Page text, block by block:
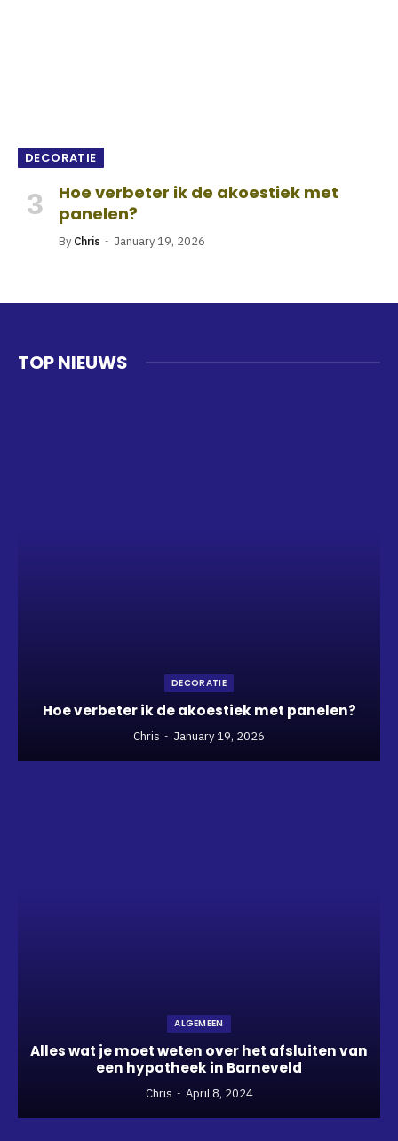
DECORATIE
Hoe verbeter ik de akoestiek met
panelen?
By Chris January 19, 2026
TOP NIEUWS
DECORATIE
Hoe verbeter ik de akoestiek met panelen?
Chris January 19, 2026
ALGEMEEN
Alles wat je moet weten over het afsluiten van
een hypotheek in Barneveld
Chris April 8, 2024